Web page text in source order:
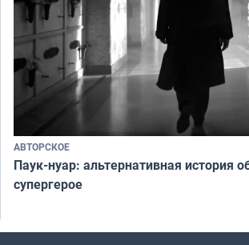
АВТОРСКОЕ
Паук-нуар: альтернативная история
супергерое